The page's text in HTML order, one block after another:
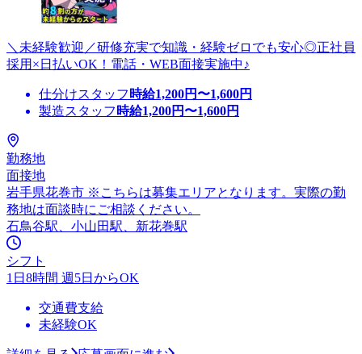
＼未経験歓迎／研修充実で知識・経験ゼロでも安心◎正社員
採用×日払いOK！電話・WEB面接実施中♪
仕分けスタッフ 時給1,200円〜1,600円
製造スタッフ 時給1,200円〜1,600円
勤務地
面接地
岩手県花巻市 ※こちらは募集エリアとなります。実際の勤
務地は面談時にご相談ください。
石鳥谷駅、小山田駅、新花巻駅
シフト
1日8時間 週5日からOK
交通費支給
未経験OK